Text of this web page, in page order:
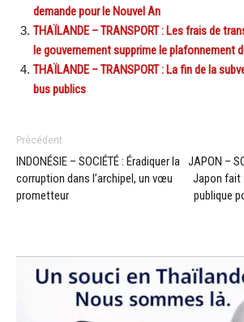
demande pour le Nouvel An
THAÏLANDE – TRANSPORT : Les frais de
le gouvernement supprime le plafonnement
THAÏLANDE – TRANSPORT : La fin de la
bus publics
Précédent
INDONÉSIE – SOCIÉTÉ : Éradiquer la
corruption dans l’archipel, un vœu
prometteur
JAPON –
Japon fait
publique